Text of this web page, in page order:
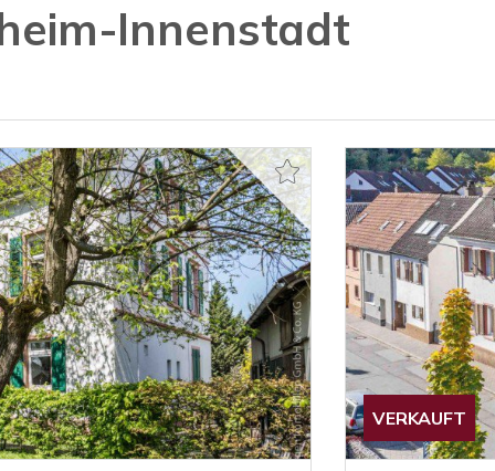
Innenstadt
VERKAUFT